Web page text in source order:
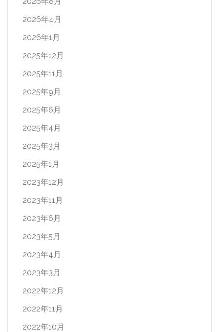
2026年4月
2026年1月
2025年12月
2025年11月
2025年9月
2025年6月
2025年4月
2025年3月
2025年1月
2023年12月
2023年11月
2023年6月
2023年5月
2023年4月
2023年3月
2022年12月
2022年11月
2022年10月